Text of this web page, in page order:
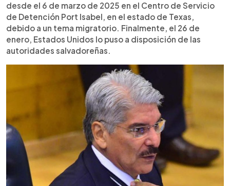
desde el 6 de marzo de 2025 en el Centro de Servicio
de Detención Port Isabel, en el estado de Texas,
debido a un tema migratorio. Finalmente, el 26 de
enero, Estados Unidos lo puso a disposición de las
autoridades salvadoreñas.